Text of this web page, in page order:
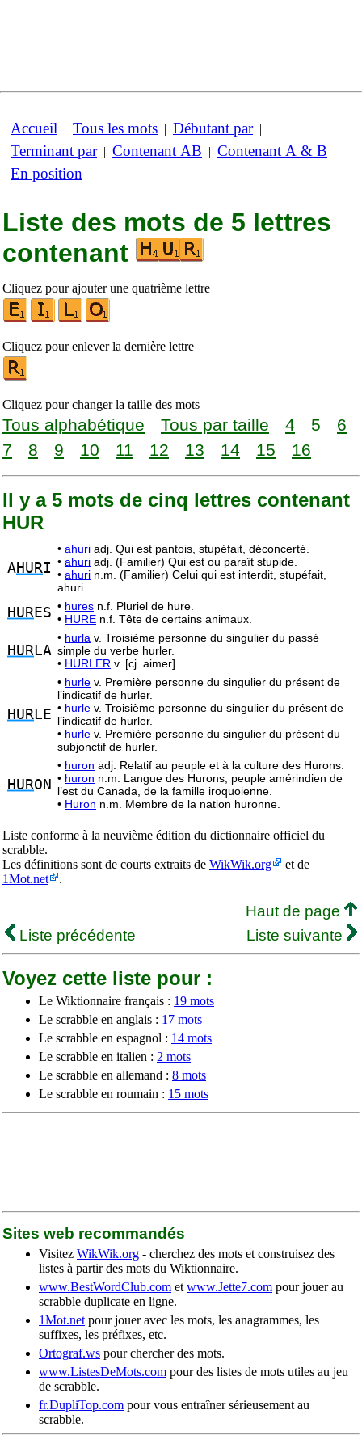
Accueil | Tous les mots | Débutant par|
Terminant par| Contenant AB | Contenant A & B |
En position
Liste des mots de 5 lettres
contenant
Cliquez pour ajouter une quatrième lettre
Cliquez pour enlever la dernière lettre
Cliquez pour changer la taille des mots
Tous alphabétique Tous par taille 4 5
6
7
8 9 10 11 12 13 14 15 16
Il y a 5 mots de cinq lettres contenant
HUR
AHURI
• ahuri adj. Qui est pantois, stupéfait, déconcerté.
• ahuri adj. (Familier) Qui est ou paraît stupide.
• ahuri n.m. (Familier) Celui qui est interdit, stupéfait,
ahuri.
HURES • hures n.f. Pluriel de hure.
• HURE n.f. Tête de certains animaux.
HURLA
• hurla v. Troisième personne du singulier du passé
simple du verbe hurler.
• HURLER v. [cj. aimer].
HURLE
• hurle v. Première personne du singulier du présent de
l’indicatif de hurler.
• hurle v. Troisième personne du singulier du présent de
l’indicatif de hurler.
• hurle v. Première personne du singulier du présent du
subjonctif de hurler.
HURON
• huron adj. Relatif au peuple et à la culture des Hurons.
• huron n.m. Langue des Hurons, peuple amérindien de
l’est du Canada, de la famille iroquoienne.
• Huron n.m. Membre de la nation huronne.
Liste conforme à la neuvième édition du dictionnaire officiel du
scrabble.
Les définitions sont de courts extraits de WikWik.org
et de
1Mot.net
.
Haut de page
Liste précédente
Liste suivante
Voyez cette liste pour :
Le Wiktionnaire français : 19 mots
Le scrabble en anglais : 17 mots
Le scrabble en espagnol : 14 mots
Le scrabble en italien : 2 mots
Le scrabble en allemand : 8 mots
Le scrabble en roumain : 15 mots
Sites web recommandés
Visitez WikWik.org - cherchez des mots et construisez des
listes à partir des mots du Wiktionnaire.
www.BestWordClub.com et www.Jette7.com pour jouer au
scrabble duplicate en ligne.
1Mot.net pour jouer avec les mots, les anagrammes, les
suffixes, les préfixes, etc.
Ortograf.ws pour chercher des mots.
www.ListesDeMots.com pour des listes de mots utiles au jeu
de scrabble.
fr.DupliTop.com pour vous entraîner sérieusement au
scrabble.